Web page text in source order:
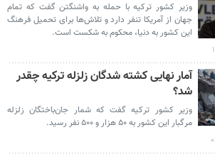
وزیر کشور ترکیه با حمله به واشنگتن گفت که تمام
جهان از آمریکا تنفر دارد و تلاش‌ها برای تحمیل فرهنگ
این کشور به دنیا، محکوم به شکست است.
آمار نهایی کشته شدگان زلزله ترکیه چقدر
شد؟
وزیر کشور ترکیه گفت که شمار جان‌باختگان زلزله
مرگبار این کشور به ۵۰ هزار و ۵۰۰ نفر رسید.